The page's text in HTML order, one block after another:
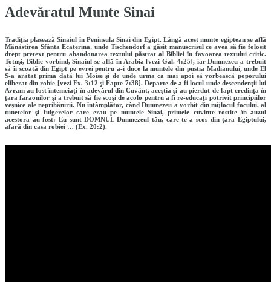
Adevăratul Munte Sinai
Tradiţia plasează Sinaiul în Peninsula Sinai din Egipt. Lângă acest munte egiptean se află
Mănăstirea Sfânta Ecaterina, unde Tischendorf a găsit manuscrisul ce avea să fie folosit
drept pretext pentru abandonarea textului păstrat al Bibliei în favoarea textului critic.
Totuşi, Biblic vorbind, Sinaiul se află în Arabia [vezi Gal. 4:25], iar Dumnezeu a trebuit
să îi scoată din Egipt pe evrei pentru a-i duce la muntele din pustia Madianului, unde El
S-a arătat prima dată lui Moise şi de unde urma ca mai apoi să vorbească poporului
eliberat din robie [vezi Ex. 3:12 şi Fapte 7:38]. Departe de a fi locul unde descendenţii lui
Avram au fost întemeiaţi în adevărul din Cuvânt, aceştia şi-au pierdut de fapt credinţa în
ţara faraonilor şi a trebuit să fie scoşi de acolo pentru a fi re-educaţi potrivit principiilor
veşnice ale neprihănirii. Nu întâmplător, când Dumnezeu a vorbit din mijlocul focului, al
tunetelor şi fulgerelor care erau pe muntele Sinai, primele cuvinte rostite în auzul
acestora au fost: Eu sunt DOMNUL Dumnezeul tău, care te-a scos din ţara Egiptului,
afară din casa robiei … (Ex. 20:2).